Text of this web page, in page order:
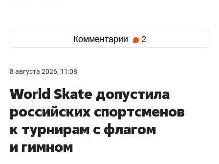
Комментарии 2
8 августа 2026, 11:08
World Skate допустила
российских спортсменов
к турнирам с флагом
и гимном